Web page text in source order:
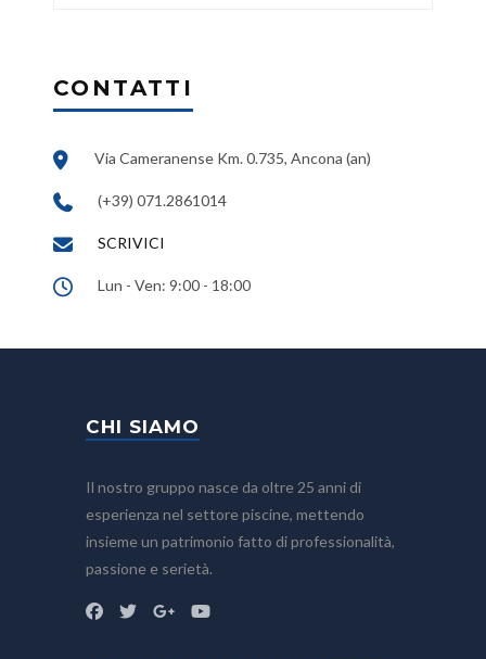
CONTATTI
Via Cameranense Km. 0.735, Ancona (an)
(+39) 071.2861014
SCRIVICI
Lun - Ven: 9:00 - 18:00
CHI SIAMO
Il nostro gruppo nasce da oltre 25 anni di
esperienza nel settore piscine, mettendo
insieme un patrimonio fatto di professionalità,
passione e serietà.